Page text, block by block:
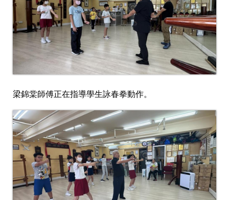
梁錦棠師傅正在指導學生詠春拳動作。